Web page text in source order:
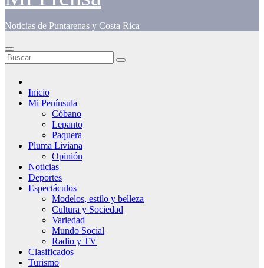
Noticias de Puntarenas y Costa Rica
Inicio
Mi Península
Cóbano
Lepanto
Paquera
Pluma Liviana
Opinión
Noticias
Deportes
Espectáculos
Modelos, estilo y belleza
Cultura y Sociedad
Variedad
Mundo Social
Radio y TV
Clasificados
Turismo